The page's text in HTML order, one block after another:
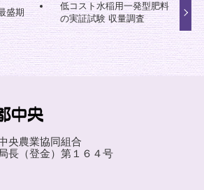
盛期
低コスト水稲用一発型肥料
の実証試験 収量調査
央農業協同組合
長（登金）第１６４号